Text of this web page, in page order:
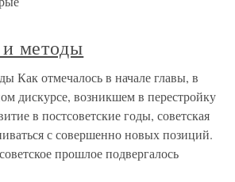
методы
Как отмечалось в начале главы, в
дискурсе, возникшем в перестройку
в постсоветские годы, советская
с совершенно новых позиций.
прошлое подвергалось